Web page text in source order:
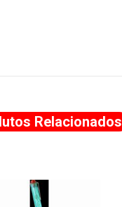
Relacionados